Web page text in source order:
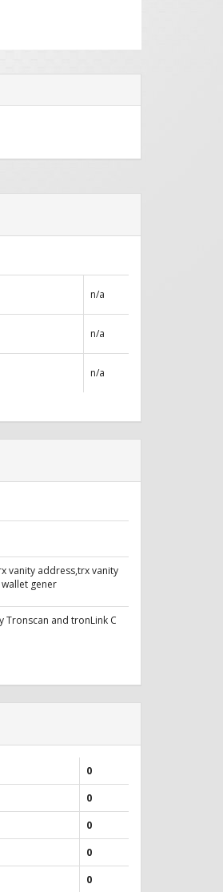
n/a
n/a
n/a
vanity address,trx vanity
gener
Tronscan and tronLink C
0
0
0
0
0